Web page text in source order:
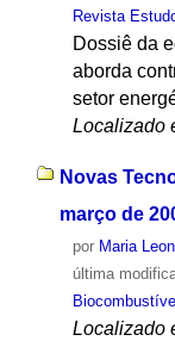
Revista
Dossiê da
aborda
setor
Localizado
Novas
março de
por Maria
última
Localizado